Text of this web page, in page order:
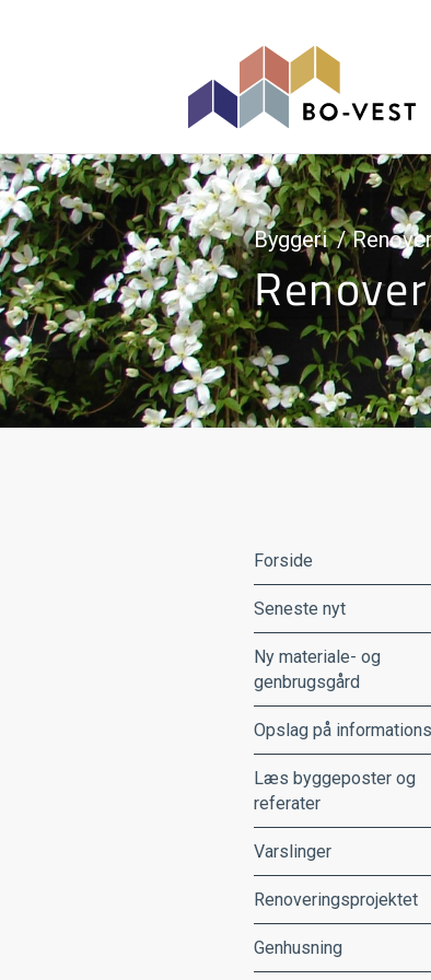
Byggeri
Forside
Seneste nyt
Ny materiale- og
genbrugsgård
Opslag på
Læs byggeposter og
referater
Varslinger
Renoveringsprojektet
Genhusning